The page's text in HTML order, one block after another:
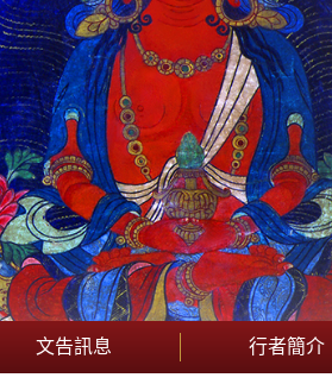
文告訊息 行者簡介